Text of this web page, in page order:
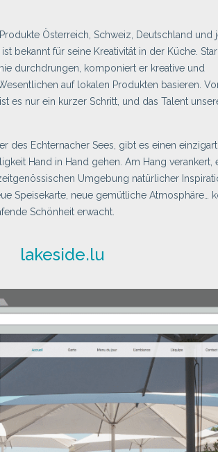
Österreich, Schweiz, Deutschland und
bekannt für seine Kreativität in der Küche.
durchdrungen, komponiert er kreative und
auf lokalen Produkten basieren.
es nur ein kurzer Schritt, und das Talent
des Echternacher Sees, gibt es einen
Hand in Hand gehen. Am Hang verankert,
Umgebung natürlicher
Speisekarte, neue gemütliche Atmosphäre…
Schönheit erwacht.
lakeside.lu